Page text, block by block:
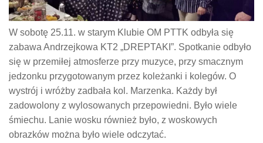
W sobotę 25.11. w starym Klubie OM PTTK odbyła się
zabawa Andrzejkowa KT2 „DREPTAKI”. Spotkanie odbyło
się w przemiłej atmosferze przy muzyce, przy smacznym
jedzonku przygotowanym przez koleżanki i kolegów. O
wystrój i wróżby zadbała kol. Marzenka. Każdy był
zadowolony z wylosowanych przepowiedni. Było wiele
śmiechu. Lanie wosku również było, z woskowych
obrazków można było wiele odczytać.